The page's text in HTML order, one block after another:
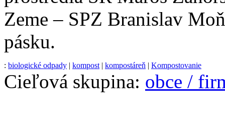
Zeme – SPZ Branislav
pásku.
: biologické odpady | kompost | kompostáreň | Kompostovanie
Cieľová skupina: obce /